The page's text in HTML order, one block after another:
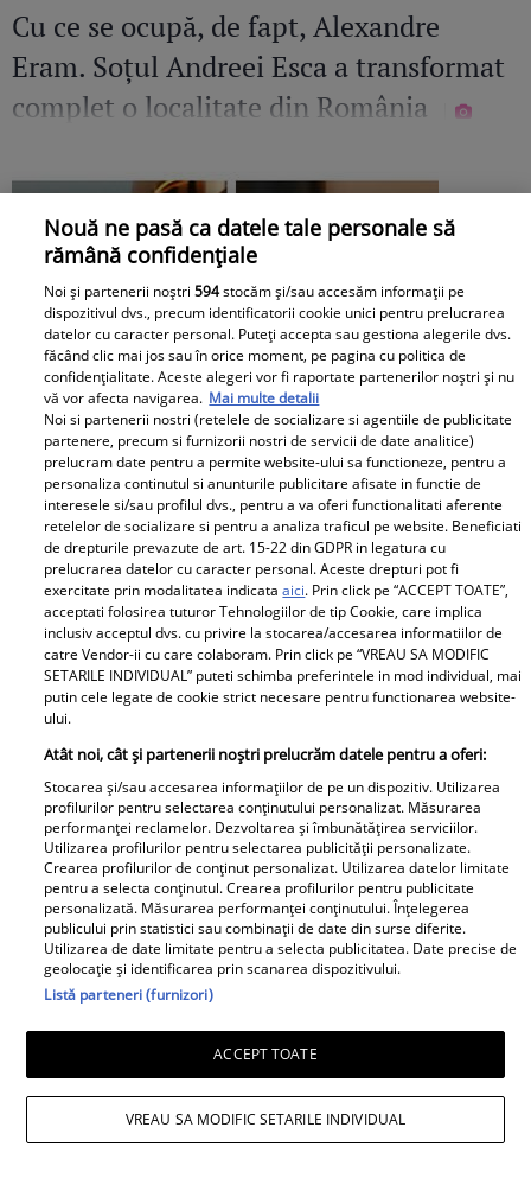
Cu ce se ocupă, de fapt, Alexandre
Eram. Soțul Andreei Esca a transformat
complet o localitate din România
Apartamentul de la mare al lui Jorge a
fost devastat. Cum au lăsat turiștii
locuința: „Unii oameni nu au educație,
bun simț și respect față de nimic”
Nouă ne pasă ca datele tale personale să
rămână confidențiale
Noi și partenerii noștri594stocăm și/sau accesăm informații pe
dispozitivul dvs., precum identificatorii cookie unici pentru prelucrarea
datelor cu caracter personal. Puteți accepta sau gestiona alegerile dvs.
făcând clic mai jos sau în orice moment, pe pagina cu politica de
confidențialitate. Aceste alegeri vor fi raportate partenerilor noștri și nu
vă vor afecta navigarea. Mai multe detalii
Noi si partenerii nostri (retelele de socializare si agentiile de publicitate
partenere, precum si furnizorii nostri de servicii de date analitice)
prelucram date pentru a permite website-ului sa functioneze, pentru a
personaliza continutul si anunturile publicitare afisate in functie de
interesele si/sau profilul dvs., pentru a va oferi functionalitati aferente
retelelor de socializare si pentru a analiza traficul pe website. Beneficiati
de drepturile prevazute de art. 15-22 din GDPR in legatura cu
prelucrarea datelor cu caracter personal. Aceste drepturi pot fi
exercitate prin modalitatea indicataaici. Prin click pe “ACCEPT TOATE”,
acceptati folosirea tuturor Tehnologiilor de tip Cookie, care implica
inclusiv acceptul dvs. cu privire la stocarea/accesarea informatiilor de
catre Vendor-ii cu care colaboram. Prin click pe “VREAU SA MODIFIC
SETARILE INDIVIDUAL” puteti schimba preferintele in mod individual, mai
putin cele legate de cookie strict necesare pentru functionarea website-
ului.
Atât noi, cât și partenerii noștri prelucrăm datele pentru a oferi:
Stocarea și/sau accesarea informațiilor de pe un dispozitiv. Utilizarea
profilurilor pentru selectarea conținutului personalizat. Măsurarea
performanței reclamelor. Dezvoltarea și îmbunătățirea serviciilor.
Utilizarea profilurilor pentru selectarea publicității personalizate.
Crearea profilurilor de conținut personalizat. Utilizarea datelor limitate
pentru a selecta conținutul. Crearea profilurilor pentru publicitate
personalizată. Măsurarea performanței conținutului. Înțelegerea
publicului prin statistici sau combinații de date din surse diferite.
Utilizarea de date limitate pentru a selecta publicitatea. Date precise de
geolocație și identificarea prin scanarea dispozitivului.
Listă parteneri (furnizori)
ACCEPT TOATE
VREAU SA MODIFIC SETARILE INDIVIDUAL